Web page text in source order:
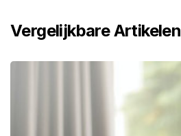
Vergelijkbare Artikelen